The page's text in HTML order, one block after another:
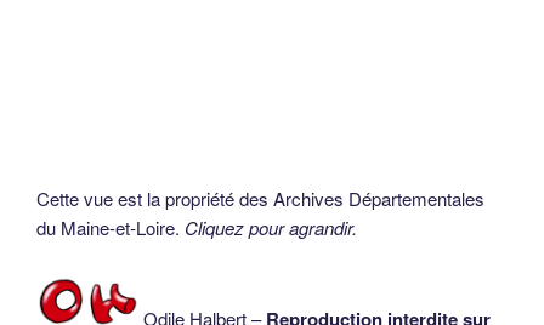
PUBLIÉ
6 FÉVRIER 2011
contre Guillaume Martin, Champigné 1591